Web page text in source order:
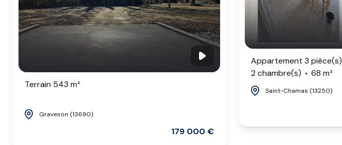
Terrain 543 m²
Graveson (13690)
179 000 €
Appartement 3 pièce(s)
2 chambre(s)
68 m²
Saint-Chamas (13250)